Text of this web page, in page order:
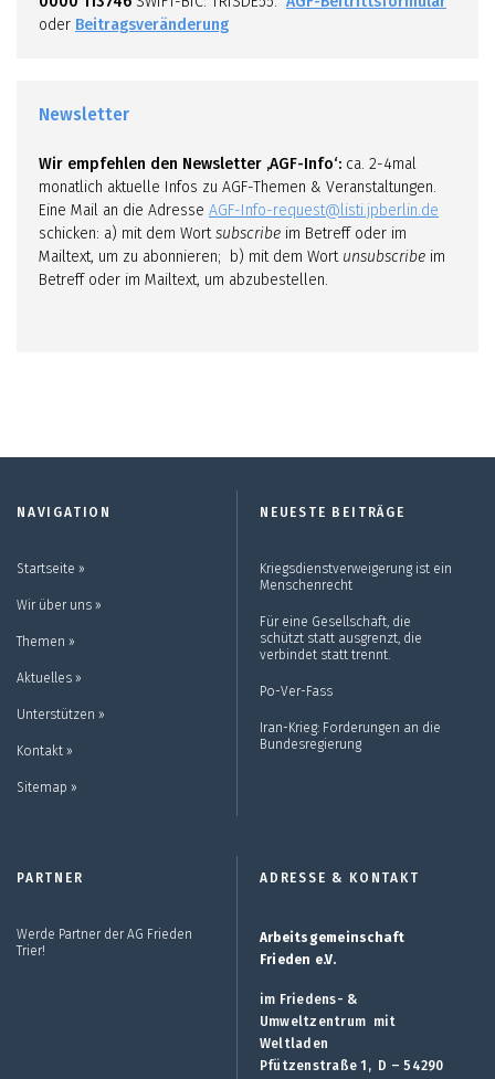
oder Beitragsveränderung
Newsletter
Wir empfehlen den Newsletter ‚AGF-Info‘: ca. 2-4mal
monatlich aktuelle Infos zu AGF-Themen & Veranstaltungen.
Eine Mail an die Adresse AGF-Info-request@listi.jpberlin.de
schicken: a) mit dem Wortsubscribe im Betreff oder im
Mailtext, um zu abonnieren; b) mit dem Wort unsubscribe im
Betreff oder im Mailtext, um abzubestellen.
NAVIGATION
Startseite ››
Wir über uns ››
Themen ››
Aktuelles ››
Unterstützen ››
Kontakt ››
Sitemap ››
NEUESTE BEITRÄGE
Kriegsdienstverweigerung ist ein
Menschenrecht
Für eine Gesellschaft, die
schützt statt ausgrenzt, die
verbindet statt trennt.
Po-Ver-Fass
Iran-Krieg: Forderungen an die
Bundesregierung
PARTNER
Werde Partner der AG Frieden
Trier!
ADRESSE & KONTAKT
Arbeitsgemeinschaft
Frieden e.V.
im Friedens- &
Umweltzentrum mit
Weltladen
Pfützenstraße 1, D – 54290